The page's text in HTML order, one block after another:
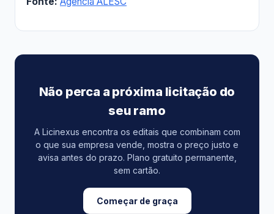
Não perca a próxima licitação do
seu ramo
A Licinexus encontra os editais que combinam com
o que sua empresa vende, mostra o preço justo e
avisa antes do prazo. Plano gratuito permanente,
sem cartão.
Começar de graça